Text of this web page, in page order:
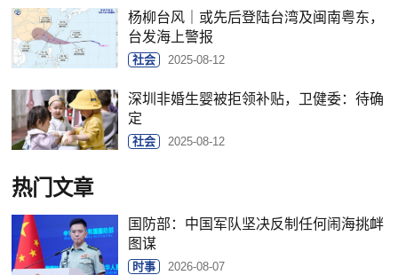
杨柳台风｜或先后登陆台湾及闽南粤东，
台发海上警报
社会 2025-08-12
深圳非婚生婴被拒领补贴，卫健委：待确
定
社会 2025-08-12
热门文章
国防部：中国军队坚决反制任何闹海挑衅
图谋
时事 2026-08-07